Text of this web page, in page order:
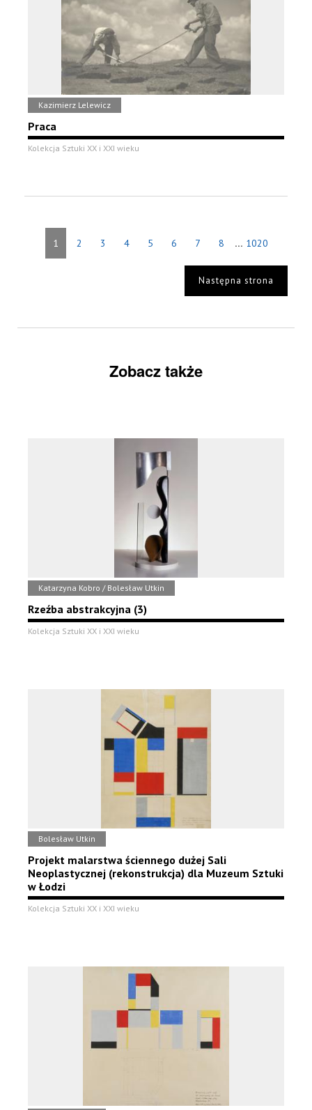
Kazimierz Lelewicz
Praca
Kolekcja Sztuki XX i XXI wieku
1 2 3 4 5 6 7 8 ... 1020
Następna strona
Zobacz także
Katarzyna Kobro / Bolesław Utkin
Rzeźba abstrakcyjna (3)
Kolekcja Sztuki XX i XXI wieku
Bolesław Utkin
Projekt malarstwa ściennego dużej Sali
Neoplastycznej (rekonstrukcja) dla Muzeum Sztuki
w Łodzi
Kolekcja Sztuki XX i XXI wieku